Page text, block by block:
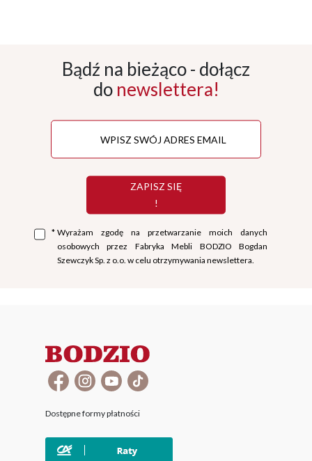
Bądź na bieżąco - dołącz
do newslettera!
ZAPISZ SIĘ
!
* Wyrażam zgodę na przetwarzanie moich danych
osobowych przez Fabryka Mebli BODZIO Bogdan
Szewczyk Sp. z o.o. w celu otrzymywania newslettera.
Dostępne formy płatności